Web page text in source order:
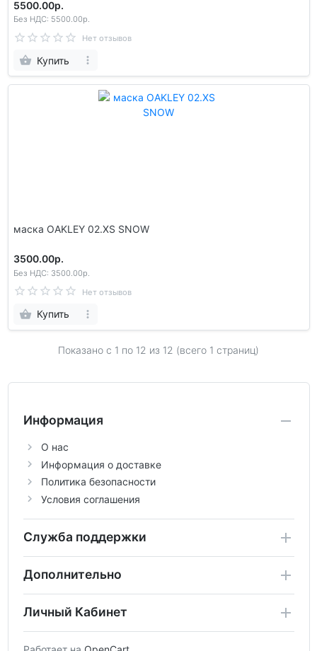
5500.00р.
Без НДС: 5500.00р.
Нет отзывов
Купить
маска OAKLEY 02.XS SNOW
3500.00р.
Без НДС: 3500.00р.
Нет отзывов
Купить
Показано с 1 по 12 из 12 (всего 1 страниц)
Информация
О нас
Информация о доставке
Политика безопасности
Условия соглашения
Служба поддержки
Дополнительно
Личный Кабинет